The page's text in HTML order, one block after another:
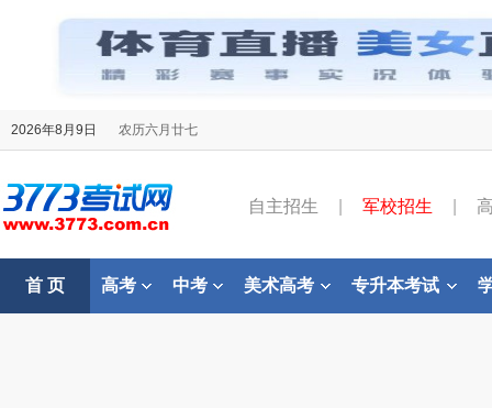
2026年8月9日 农历六月廿七
自主招生 军校招生
首 页 高考 中考 美术高考 专升本考试